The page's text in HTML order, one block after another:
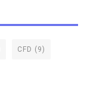
CFD (9)